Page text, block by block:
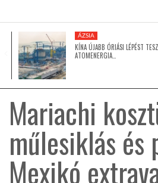
GLOBOTV BP
HÍR3D
TROPICALMAGAZIN
ÁZSIA
KÍNA ÚJABB ÓRIÁSI LÉPÉST
ATOMENERGIA…
Mariachi
műlesiklás és
Mexikó